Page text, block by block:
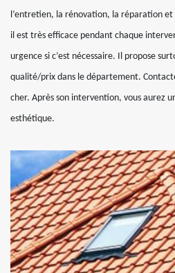
l’entretien, la rénovation, la réparation
il est très efficace pendant chaque
urgence si c’est nécessaire. Il propose
qualité/prix dans le département.
cher. Après son intervention, vous aurez
esthétique.